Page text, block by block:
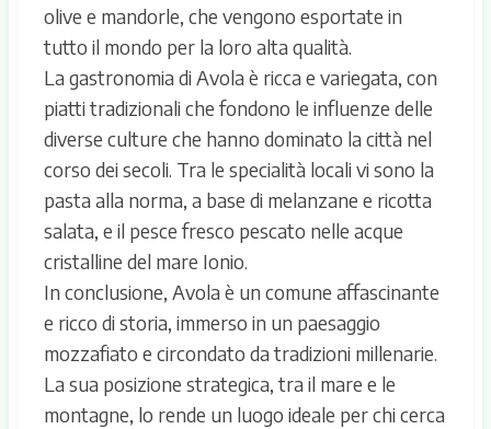
olive e mandorle, che vengono esportate in
tutto il mondo per la loro alta qualità.
La gastronomia di Avola è ricca e variegata, con
piatti tradizionali che fondono le influenze delle
diverse culture che hanno dominato la città nel
corso dei secoli. Tra le specialità locali vi sono la
pasta alla norma, a base di melanzane e ricotta
salata, e il pesce fresco pescato nelle acque
cristalline del mare Ionio.
In conclusione, Avola è un comune affascinante
e ricco di storia, immerso in un paesaggio
mozzafiato e circondato da tradizioni millenarie.
La sua posizione strategica, tra il mare e le
montagne, lo rende un luogo ideale per chi cerca